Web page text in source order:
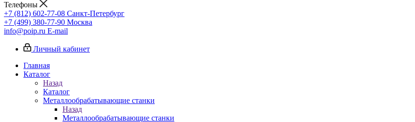
Телефоны
+7 (812) 602-77-08 Санкт-Петербург
+7 (499) 380-77-90 Москва
info@poip.ru E-mail
Личный кабинет
Главная
Каталог
Назад
Каталог
Металлообрабатывающие станки
Назад
Металлообрабатывающие станки